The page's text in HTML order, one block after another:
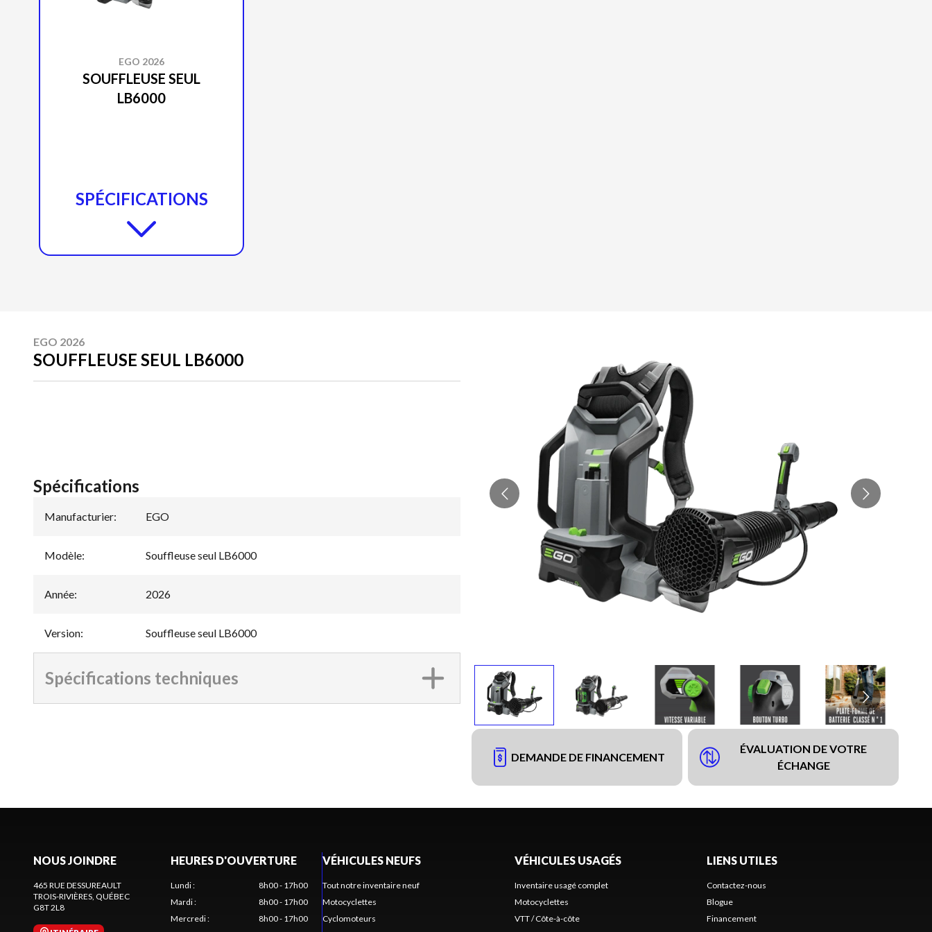
EGO 2026
SOUFFLEUSE SEUL
LB6000
SPÉCIFICATIONS
EGO 2026
SOUFFLEUSE SEUL LB6000
DEMANDE DE FINANCEMENT
ÉVALUATION DE VOTRE
ÉCHANGE
Spécifications
Manufacturier: EGO
Modèle: Souffleuse seul LB6000
Année: 2026
Version: Souffleuse seul LB6000
Spécifications techniques
NOUS JOINDRE
465 RUE DESSUREAULT
TROIS-RIVIÈRES, QUÉBEC
G8T 2L8
HEURES D'OUVERTURE
Lundi:
8h00 - 17h00
Mardi:
8h00 - 17h00
Mercredi:
8h00 - 17h00
VÉHICULES NEUFS
Tout notre inventaire neuf
Motocyclettes
Cyclomoteurs
VÉHICULES USAGÉS
Inventaire usagé complet
Motocyclettes
VTT / Côte-à-côte
LIENS UTILES
Contactez-nous
Blogue
Financement